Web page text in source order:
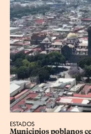
ESTADOS
Municipios poblanos